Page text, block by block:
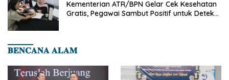
Kementerian ATR/BPN Gelar Cek Kesehatan
Gratis, Pegawai Sambut Positif untuk Deteksi
𝐁𝐄𝐍𝐂𝐀𝐍𝐀 𝐀𝐋𝐀𝐌